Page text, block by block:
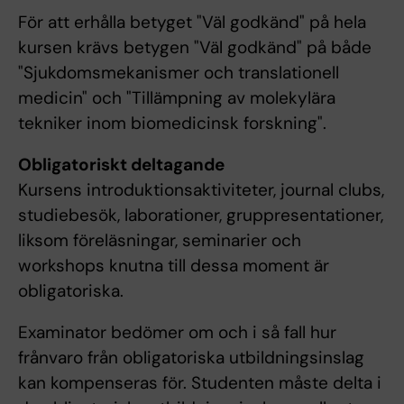
För att erhålla betyget "Väl godkänd" på hela
kursen krävs betygen "Väl godkänd" på både
"Sjukdomsmekanismer och translationell
medicin" och "Tillämpning av molekylära
tekniker inom biomedicinsk forskning".
Obligatoriskt deltagande
Kursens introduktionsaktiviteter, journal clubs,
studiebesök, laborationer, gruppresentationer,
liksom föreläsningar, seminarier och
workshops knutna till dessa moment är
obligatoriska.
Examinator bedömer om och i så fall hur
frånvaro från obligatoriska utbildningsinslag
kan kompenseras för. Studenten måste delta i